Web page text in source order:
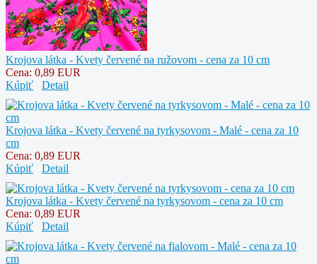
Krojova látka - Kvety červené na ružovom - cena za 10 cm
Cena: 0,89 EUR
Kúpiť
Detail
Krojova látka - Kvety červené na tyrkysovom - Malé - cena za 10
cm
Cena: 0,89 EUR
Kúpiť
Detail
Krojova látka - Kvety červené na tyrkysovom - cena za 10 cm
Cena: 0,89 EUR
Kúpiť
Detail